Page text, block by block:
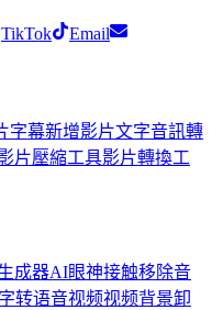
TikTok
Email
字幕新增影片文字音訊轉
片壓縮工具影片轉換工
成器AI眼神接触移除音
转语音视频视频背景卸